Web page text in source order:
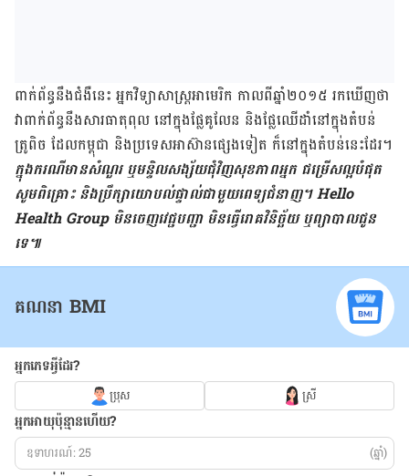
ពាក់ព័ន្ធ​នឹង​ជំងឺ​នេះ អ្នក​វិទ្យាសាស្ត្រ​អាមេរិក កាលពី​ឆ្នាំ​២០១៥ រកឃើញ​ថា
វា​ពាក់ព័ន្ធ​នឹង​សារធាតុ​ពុល នៅ​ក្នុង​ផ្លែ​គូលែន និង​ផ្លែឈើ​ដាំនៅ​ក្នុង​តំបន់​
ត្រូពិច ដែល​កម្ពុជា និង​ប្រទេស​អាស៊ាន​ផ្សេងទៀត ក៏នៅ​ក្នុង​តំបន់​នេះ​ដែរ។
ក្នុង​ករណី​មាន​សំណួរ ឬ​មន្ទិលសង្ស័យ​ជុំវិញ​សុខភាព​អ្នក ជម្រើស​ល្អ​បំផុត
សូម​ពិគ្រោះ និង​ប្រឹក្សា​យោបល់​ផ្ទាល់​ជាមួយ​ពេទ្យ​ជំនាញ។ Hello
Health Group មិន​ចេញ​វេជ្ជបញ្ជា មិន​ធ្វើ​រោគវិនិច្ឆ័យ ឬ​ព្យាបាល​ជូន​
ទេ៕
គណនា BMI
អ្នកភេទអ្វីដែរ?
ប្រុស ស្រី
អ្នកអាយុប៉ុន្មានហើយ?
(ឆ្នាំ)